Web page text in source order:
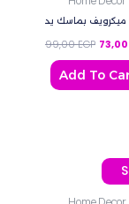
ميكرويف بماسك يد
99,00EGP 73,00
Add To